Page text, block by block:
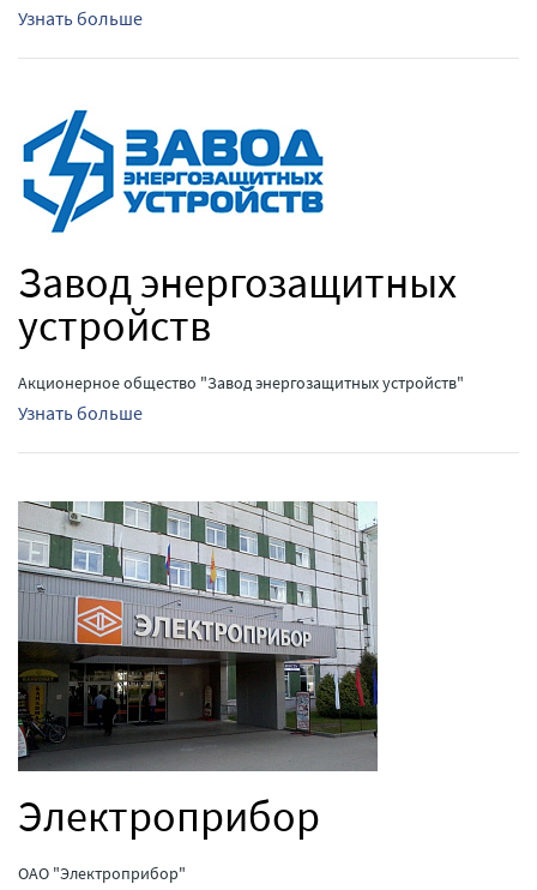
Узнать больше
Завод энергозащитных
устройств
Акционерное общество "Завод энергозащитных устройств"
Узнать больше
Электроприбор
ОАО "Электроприбор"